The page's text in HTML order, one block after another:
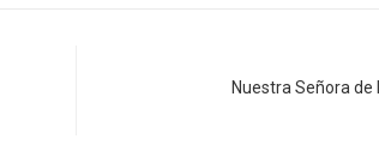
Nuestra Señora de